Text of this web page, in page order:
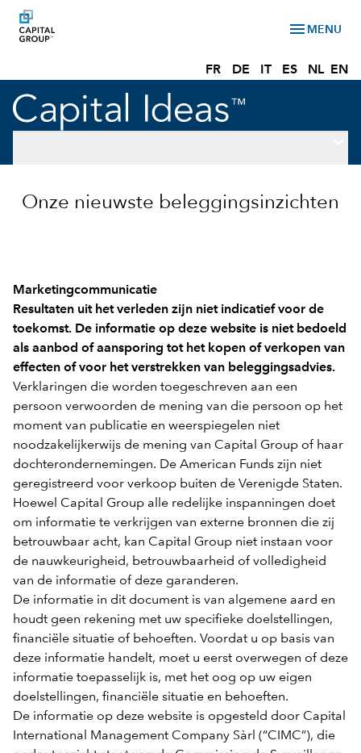
menu MENU
FR DE IT ES NL EN
Onze nieuwste beleggingsinzichten
Marketingcommunicatie
Resultaten uit het verleden zijn niet indicatief voor de
toekomst. De informatie op deze website is niet bedoeld
als aanbod of aansporing tot het kopen of verkopen van
effecten of voor het verstrekken van beleggingsadvies.
Verklaringen die worden toegeschreven aan een
persoon verwoorden de mening van die persoon op het
moment van publicatie en weerspiegelen niet
noodzakelijkerwijs de mening van Capital Group of haar
dochterondernemingen. De American Funds zijn niet
geregistreerd voor verkoop buiten de Verenigde Staten.
Hoewel Capital Group alle redelijke inspanningen doet
om informatie te verkrijgen van externe bronnen die zij
betrouwbaar acht, kan Capital Group niet instaan voor
de nauwkeurigheid, betrouwbaarheid of volledigheid
van de informatie of deze garanderen.
De informatie in dit document is van algemene aard en
houdt geen rekening met uw specifieke doelstellingen,
financiële situatie of behoeften. Voordat u op basis van
deze informatie handelt, moet u eerst overwegen of deze
informatie toepasselijk is, met het oog op uw eigen
doelstellingen, financiële situatie en behoeften.
De informatie op deze website is opgesteld door Capital
International Management Company Sàrl (“CIMC”), die